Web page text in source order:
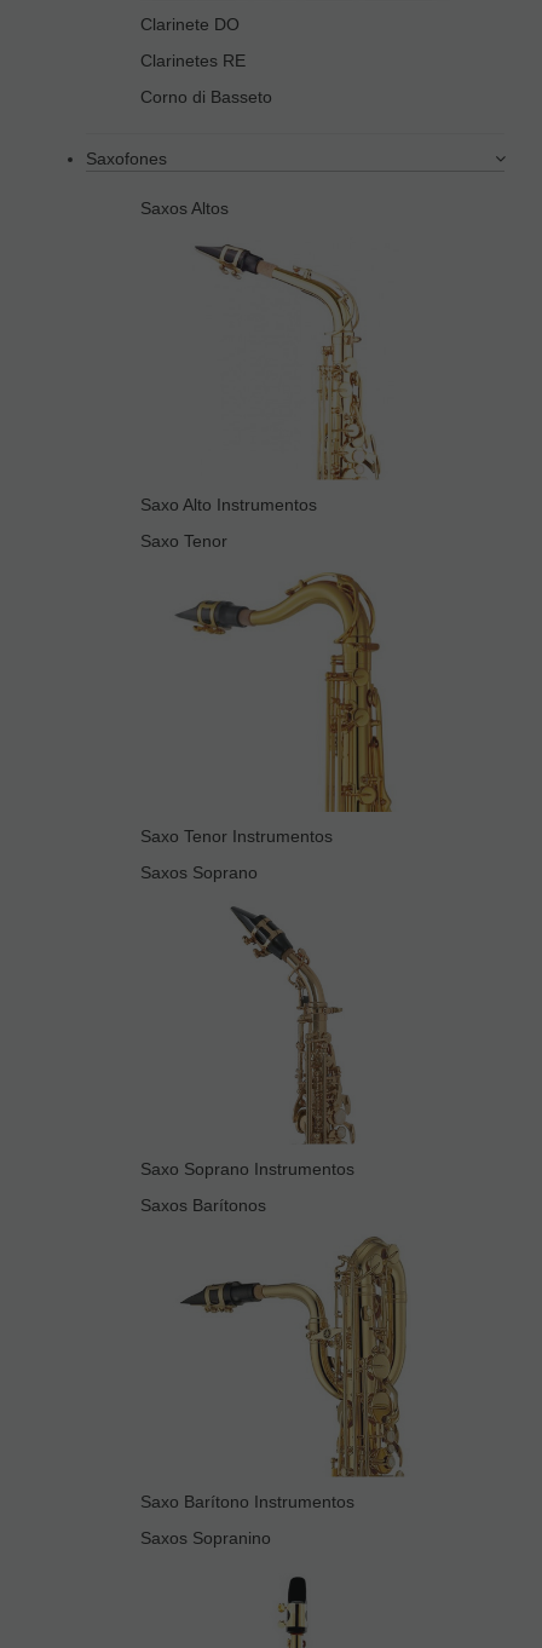
Clarinete DO
Clarinetes RE
Corno di Basseto
Saxofones
Saxos Altos
Saxo Alto Instrumentos
Saxo Tenor
Saxo Tenor Instrumentos
Saxos Soprano
Saxo Soprano Instrumentos
Saxos Barítonos
Saxo Barítono Instrumentos
Saxos Sopranino